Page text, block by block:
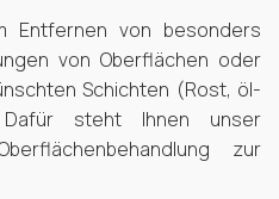
Entfernen von besonders
von Oberflächen oder
Schichten (Rost, öl-
steht Ihnen unser
zur